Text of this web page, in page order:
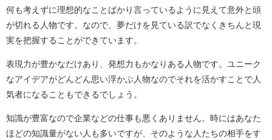
何も考えずに理想的なことばかり言っているように見えて意外と頭
が切れる人物です。なので、夢だけを見ている訳でなくきちんと現
実を把握することができています。
表現力が豊かなだけあり、発想力もかなりある人物です。ユニーク
なアイデアがどんどん思い浮かぶ人物なのでそれを活かすことで人
気者になることもできるでしょう。
知識が豊富なので企業などの仕事も悪くありません。時にはあなた
ほどの知識量がない人も多いですが、そのような人たちの相手をす